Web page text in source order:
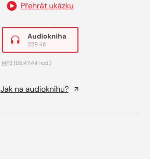
Přehrát ukázku
Audiokniha
328 Kč
MP3 (06:47:44 hod.)
Jak na audioknihu?